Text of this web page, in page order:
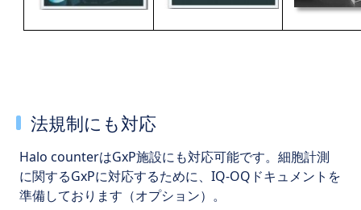
法規制にも対応
Halo counterはGxP施設にも対応可能です。細胞計測
に関するGxPに対応するために、IQ-OQドキュメントを
準備しております（オプション）。